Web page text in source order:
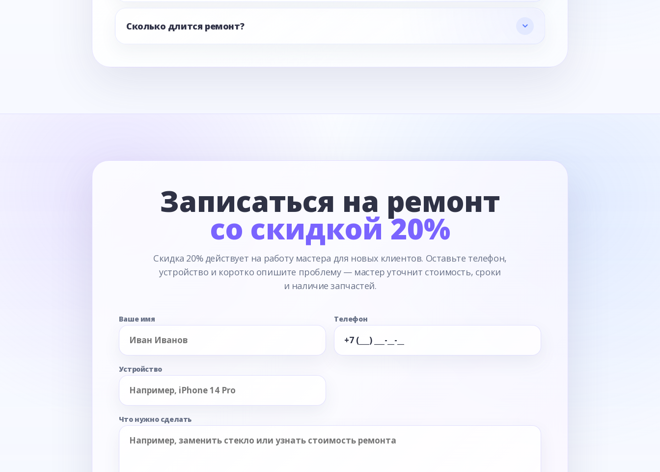
Сколько длится ремонт?
Записаться на ремонт
со скидкой 20%
Скидка 20% действует на работу мастера для новых клиентов. Оставьте телефон,
устройство и коротко опишите проблему — мастер уточнит стоимость, сроки
и наличие запчастей.
Ваше имя Телефон
Устройство
Что нужно сделать